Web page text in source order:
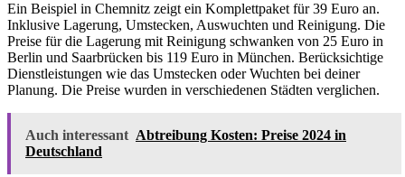
Ein Beispiel in Chemnitz zeigt ein Komplettpaket für 39 Euro an.
Inklusive Lagerung, Umstecken, Auswuchten und Reinigung. Die
Preise für die Lagerung mit Reinigung schwanken von 25 Euro in
Berlin und Saarbrücken bis 119 Euro in München. Berücksichtige
Dienstleistungen wie das Umstecken oder Wuchten bei deiner
Planung. Die Preise wurden in verschiedenen Städten verglichen.
Auch interessant Abtreibung Kosten: Preise 2024 in
Deutschland